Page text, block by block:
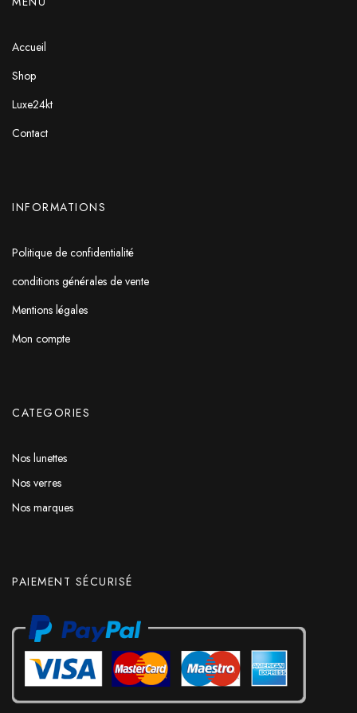
Accueil
Shop
Luxe24kt
Contact
INFORMATIONS
Politique de confidentialité
conditions générales de vente
Mentions légales
Mon compte
CATEGORIES
Nos lunettes
Nos verres
Nos marques
PAIEMENT SÉCURISÉ